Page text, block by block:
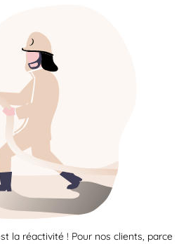
la réactivité ! Pour nos clients, parce